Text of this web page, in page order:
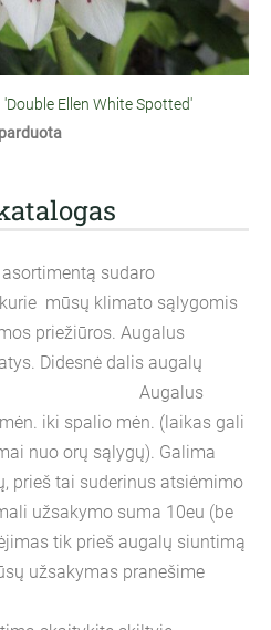
sudaro
kurie mūsų klimato sąlygomis
priežiūros. Augalus
Didesnė dalis augalų
Augalus
iki spalio mėn. (laikas gali
nuo orų sąlygų). Galima
prieš tai suderinus atsiėmimo
suma 10eu (be
tik prieš augalų siuntimą
užsakymas pranešime
paštu).
Ellen White Spotted'